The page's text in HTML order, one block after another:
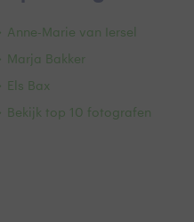
Anne-Marie van Iersel
Marja Bakker
Els Bax
Bekijk top 10 fotografen